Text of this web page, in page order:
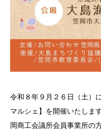
令和８年９月２６日（土）
マルシェ】を開催いたしま
岡商工会議所会員事業所の